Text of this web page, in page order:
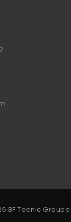
BF Tecnic Groupe